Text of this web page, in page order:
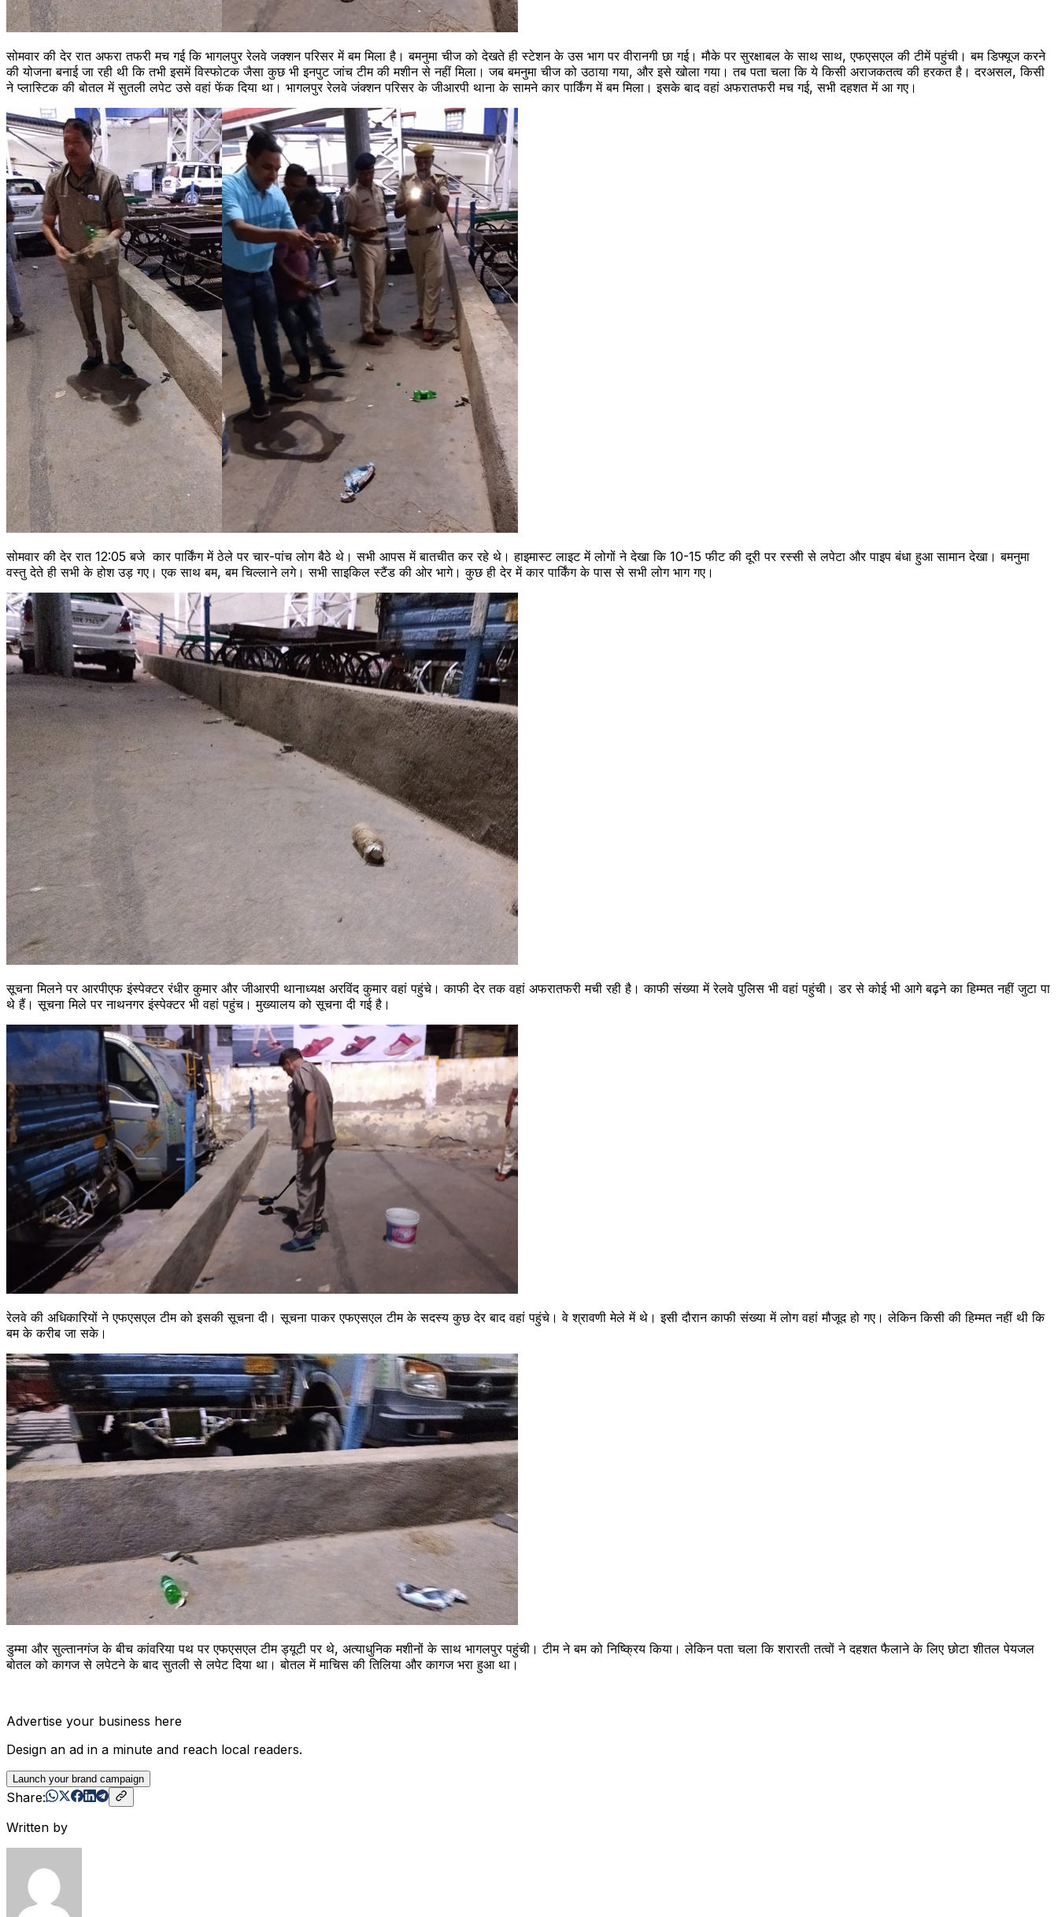
सोमवार की देर रात अफरा तफरी मच गई कि भागलपुर रेलवे जक्‍शन परिसर में बम मिला है। बमनुमा चीज को देखते ही स्टेशन के उस भाग पर वीरानगी छा गई। मौके पर सुरक्षाबल के साथ साथ, एफएसएल की टीमें पहुंची। बम डिफ्यूज करने
की योजना बनाई जा रही थी कि तभी इसमें विस्फोटक जैसा कुछ भी इनपुट जांच टीम की मशीन से नहीं मिला। जब बमनुमा चीज को उठाया गया, और इसे खोला गया। तब पता चला कि ये किसी अराजकतत्व की हरकत है। दरअसल, किसी
ने प्लास्टिक की बोतल में सुतली लपेट उसे वहां फेंक दिया था। भागलपुर रेलवे जंक्‍शन परिसर के जीआरपी थाना के सामने कार पार्किंग में बम मिला। इसके बाद वहां अफरातफरी मच गई, सभी दहशत में आ गए।
सोमवार की देर रात 12:05 बजे कार पार्किंग में ठेले पर चार-पांच लोग बैठे थे। सभी आपस में बातचीत कर रहे थे। हाइमास्ट लाइट में लोगों ने देखा कि 10-15 फीट की दूरी पर रस्सी से लपेटा और पाइप बंधा हुआ सामान देखा। बमनुमा
वस्तु देते ही सभी के होश उड़ गए। एक साथ बम, बम चिल्‍लाने लगे। सभी साइकिल स्टैंड की ओर भाग‍े। कुछ ही देर में कार पार्किंग के पास से सभी लोग भाग गए।
सूचना मिलने पर आरपीएफ इंस्पेक्टर रंधीर कुमार और जीआरपी थानाध्यक्ष अरविंद कुमार वहां पहुंचे। काफी देर तक वहां अफरातफरी मची रही है। काफी संख्‍या में रेलवे पुलिस भी वहां पहुंची। डर से कोई भी आगे बढ़ने का हिम्मत नहीं जुटा पा
थे हैं। सूचना मिले पर नाथनगर इंस्पेक्टर भी वहां पहुंच। मुख्यालय को सूचना दी गई है।
रेलवे की अधिकारियों ने एफएसएल टीम को इसकी सूचना दी। सूचना पाकर एफएसएल टीम के सदस्‍य कुछ देर बाद वहां पहुंचे। वे श्रावणी मेले में थे। इसी दौरान काफी संख्‍या में लोग वहां मौजूद हो गए। लेकिन किसी की हिम्‍मत नहीं थी कि
बम के करीब जा सके।
डुम्मा और सुल्तानगंज के बीच कांवरिया पथ पर एफएसएल टीम ड्यूटी पर थे, अत्याधुनिक मशीनों के साथ भागलपुर पहुंची। टीम ने बम को निष्‍क्र‍िय किया। लेकिन पता चला कि शरारती तत्वों ने दहशत फैलाने के लिए छोटा शीतल पेयजल
बोतल को कागज से लपेटने के बाद सुतली से लपेट दिया था। बोतल में माचिस की तिलिया और कागज भरा हुआ था।
Advertise your business here
Design an ad in a minute and reach local readers.
Launch your brand campaign
Share:
Written by